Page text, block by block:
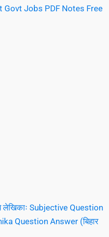
Jobs PDF Notes Free
लेखिकाः Subjective Question
Question Answer (बिहार